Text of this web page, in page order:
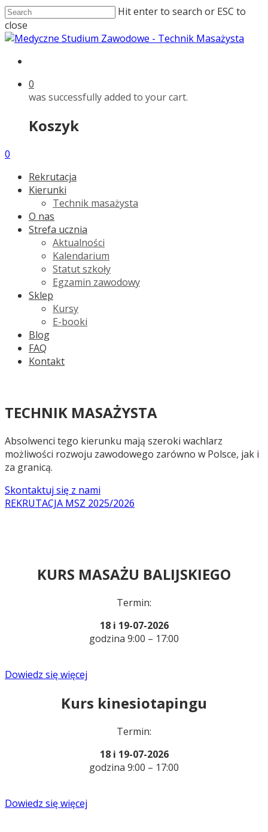
Hit enter to search or ESC to
close
0
was successfully added to your cart.
Koszyk
0
Rekrutacja
Kierunki
Technik masażysta
O nas
Strefa ucznia
Aktualności
Kalendarium
Statut szkoły
Egzamin zawodowy
Sklep
Kursy
E-booki
Blog
FAQ
Kontakt
TECHNIK MASAŻYSTA
Absolwenci tego kierunku mają szeroki wachlarz
możliwości rozwoju zawodowego zarówno w Polsce, jak i
za granicą.
Skontaktuj się z nami
REKRUTACJA MSZ 2025/2026
KURS MASAŻU BALIJSKIEGO
Termin:
18 i 19-07-2026
godzina 9:00 – 17:00
Dowiedz się więcej
Kurs kinesiotapingu
Termin:
18 i 19-07-2026
godzina 9:00 – 17:00
Dowiedz się więcej